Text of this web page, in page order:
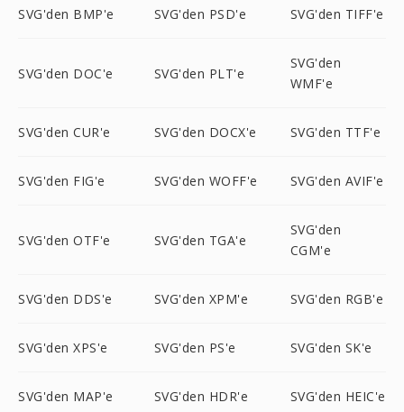
SVG'den BMP'e SVG'den PSD'e SVG'den TIFF'e
SVG'den DOC'e SVG'den PLT'e
SVG'den
WMF'e
SVG'den CUR'e SVG'den DOCX'e SVG'den TTF'e
SVG'den FIG'e SVG'den WOFF'e SVG'den AVIF'e
SVG'den OTF'e SVG'den TGA'e
SVG'den
CGM'e
SVG'den DDS'e SVG'den XPM'e SVG'den RGB'e
SVG'den XPS'e SVG'den PS'e SVG'den SK'e
SVG'den MAP'e SVG'den HDR'e SVG'den HEIC'e